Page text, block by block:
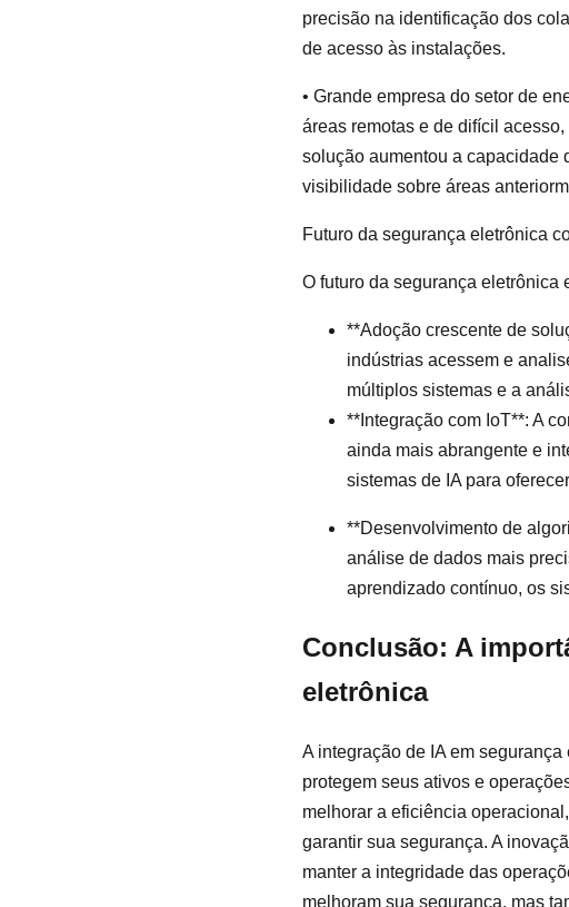
precisão na identificação dos
de acesso às instalações.
• Grande empresa do setor de
áreas remotas e de difícil
solução aumentou a capacidade
visibilidade sobre áreas
Futuro da segurança eletrônica
O futuro da segurança eletrônica
**Adoção crescente de
indústrias acessem e
múltiplos sistemas e a
**Integração com IoT**: A
ainda mais abrangente e
sistemas de IA para
**Desenvolvimento de
análise de dados mais
aprendizado contínuo, os
Conclusão: A
eletrônica
A integração de IA em
protegem seus ativos e
melhorar a eficiência
garantir sua segurança. A
manter a integridade das
melhoram sua segurança, mas